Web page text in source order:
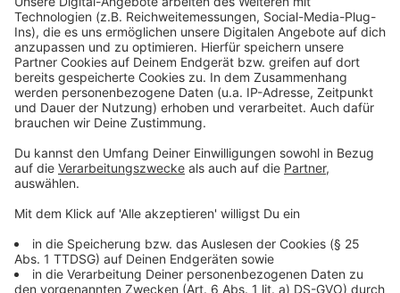
Cannabis-Messe: Fahrsimulator für den
Straßenverkehr
Anzeige
Kiffen und gleichzeitig am Straßenverkehr teilnehmen
ist eine vieldiskutierte Sache in Deutschland. Daher
möchten die Veranstalter auch auf dieses Thema
hinweisen, mit einem Fahrsimulator, der das
"Bewusstsein für einen verantwortungsvollen Umgang
stärken soll". Durch den Simulator können Messegäste
prüfen, wie gut sie unter dem Einfluss der Substanzen,